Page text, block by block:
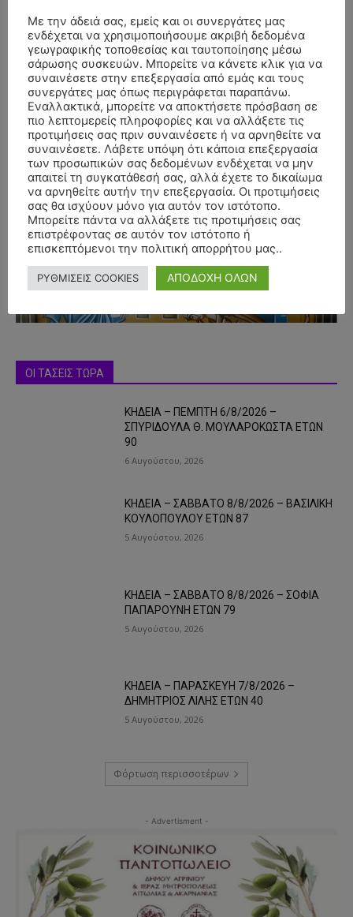
- Advertisment -
ΟΙ ΤΑΣΕΙΣ ΤΩΡΑ
ΚΗΔΕΙΑ – ΠΕΜΠΤΗ 6/8/2026 –
ΣΠΥΡΙΔΟΥΛΑ Θ. ΜΟΥΛΑΡΟΚΩΣΤΑ ΕΤΩΝ
90
6 Αυγούστου, 2026
ΚΗΔΕΙΑ – ΣΑΒΒΑΤΟ 8/8/2026 – ΒΑΣΙΛΙΚΗ
ΚΟΥΛΟΠΟΥΛΟΥ ΕΤΩΝ 87
5 Αυγούστου, 2026
ΚΗΔΕΙΑ – ΣΑΒΒΑΤΟ 8/8/2026 – ΣΟΦΙΑ
ΠΑΠΑΡΟΥΝΗ ΕΤΩΝ 79
5 Αυγούστου, 2026
ΚΗΔΕΙΑ – ΠΑΡΑΣΚΕΥΗ 7/8/2026 –
ΔΗΜΗΤΡΙΟΣ ΛΙΛΗΣ ΕΤΩΝ 40
5 Αυγούστου, 2026
Φόρτωση περισσοτέρων
- Advertisment -
Με την άδειά σας, εμείς και οι συνεργάτες μας
ενδέχεται να χρησιμοποιήσουμε ακριβή δεδομένα
γεωγραφικής τοποθεσίας και ταυτοποίησης μέσω
σάρωσης συσκευών. Μπορείτε να κάνετε κλικ για να
συναινέσετε στην επεξεργασία από εμάς και τους
συνεργάτες μας όπως περιγράφεται παραπάνω.
Εναλλακτικά, μπορείτε να αποκτήσετε πρόσβαση σε
πιο λεπτομερείς πληροφορίες και να αλλάξετε τις
προτιμήσεις σας πριν συναινέσετε ή να αρνηθείτε να
συναινέσετε. Λάβετε υπόψη ότι κάποια επεξεργασία
των προσωπικών σας δεδομένων ενδέχεται να μην
απαιτεί τη συγκατάθεσή σας, αλλά έχετε το δικαίωμα
να αρνηθείτε αυτήν την επεξεργασία. Οι προτιμήσεις
σας θα ισχύουν μόνο για αυτόν τον ιστότοπο.
Μπορείτε πάντα να αλλάξετε τις προτιμήσεις σας
επιστρέφοντας σε αυτόν τον ιστότοπο ή
επισκεπτόμενοι την πολιτική απορρήτου μας..
ΡΥΘΜΙΣΕΙΣ COOKIES ΑΠΟΔΟΧΗ ΟΛΩΝ